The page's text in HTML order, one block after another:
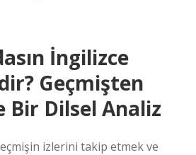
İngilizce
Geçmişten
Bir Dilsel Analiz
izlerini takip etmek ve